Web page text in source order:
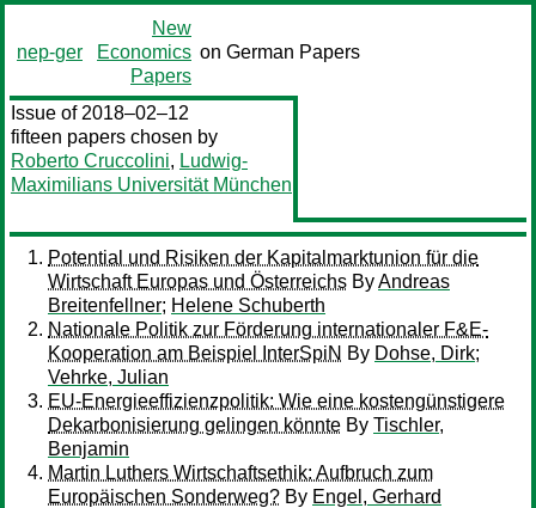
nep-ger
New
Economics
Papers
on German Papers
Issue of 2018–02–12
fifteen papers chosen by
Roberto Cruccolini, Ludwig-
Maximilians Universität München
Potential und Risiken der Kapitalmarktunion für die
Wirtschaft Europas und Österreichs ByAndreas
Breitenfellner; Helene Schuberth
Nationale Politik zur Förderung internationaler F&E-
Kooperation am Beispiel InterSpiN By Dohse, Dirk;
Vehrke, Julian
EU-Energieeffizienzpolitik: Wie eine kostengünstigere
Dekarbonisierung gelingen könnte By Tischler,
Benjamin
Martin Luthers Wirtschaftsethik: Aufbruch zum
Europäischen Sonderweg? By Engel, Gerhard